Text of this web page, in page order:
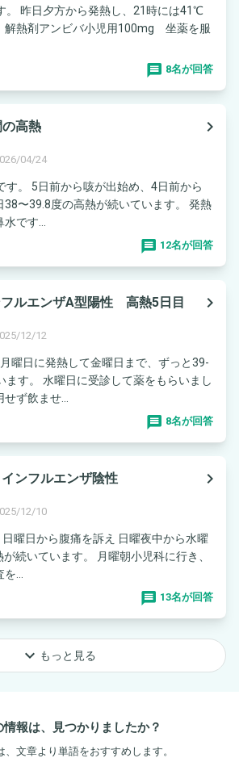
は41℃
解熱剤アンビバ小児用100mg 坐薬を服
8名が回答
高熱
navigate_next
04/24
す。 5日前から咳が出始め、4日前から
38〜39.8度の高熱が続いています。 発熱
です...
12名が回答
ルエンザA型陽性 高熱5日目
navigate_next
12/12
曜日に発熱して金曜日まで、ずっと39-
ます。 水曜日に受診して薬をもらいまし
ず飲ませ...
8名が回答
ンフルエンザ陰性
navigate_next
12/10
曜日から腹痛を訴え 日曜夜中から水曜
続いています。 月曜朝小児科に行き、
...
13名が回答
keyboard_arrow_down もっと見る
情報は、見つかりましたか？
、文章より単語をおすすめします。